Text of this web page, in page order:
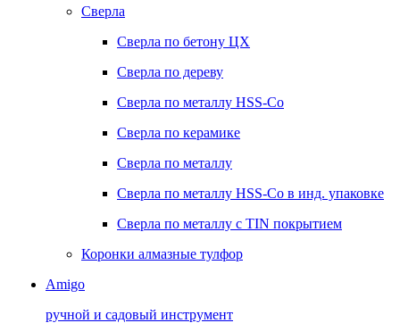
Сверла
Сверла по бетону ЦХ
Сверла по дереву
Сверла по металлу HSS-Co
Сверла по керамике
Сверла по металлу
Сверла по металлу HSS-Co в инд. упаковке
Сверла по металлу с TIN покрытием
Коронки алмазные тулфор
Amigo
ручной и садовый инструмент